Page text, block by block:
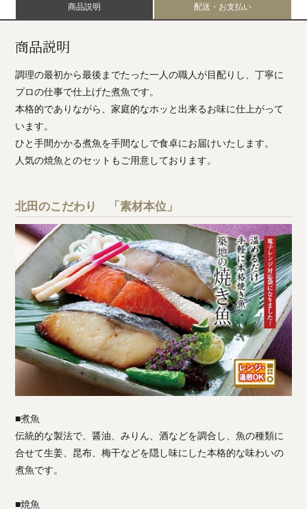
商品説明 配送・お支払い
商品説明
調理の最初から最後までたった一人の職人が目配りし、丁寧に
プロの仕事で仕上げた煮魚です。
本格的でありながら、家庭的なホッと出来るお味に仕上がって
います。
ひと手間かかる煮魚を手間なしで食卓にお届けいたします。
人気の焼魚とのセットもご用意しております。
北田のこだわり 「素材本位」
■煮魚
伝統的な製法で、醤油、みりん、酒などを調合し、魚の種類に
合せて生姜、昆布、梅干などを隠し味にした本格的な味わいの
煮魚です。
■焼魚